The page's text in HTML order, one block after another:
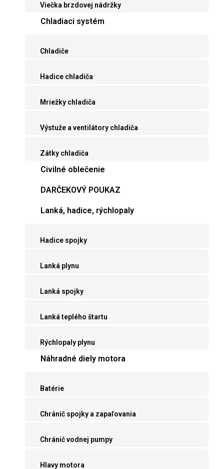
Viečka brzdovej nádržky
Chladiaci systém
Chladiče
Hadice chladiča
Mriežky chladiča
Výstuže a ventilátory chladiča
Zátky chladiča
Civilné oblečenie
DARČEKOVÝ POUKAZ
Lanká, hadice, rýchlopaly
Hadice spojky
Lanká plynu
Lanká spojky
Lanká teplého štartu
Rýchlopaly plynu
Náhradné diely motora
Batérie
Chránič spojky a zapaľovania
Chránič vodnej pumpy
Hlavy motora